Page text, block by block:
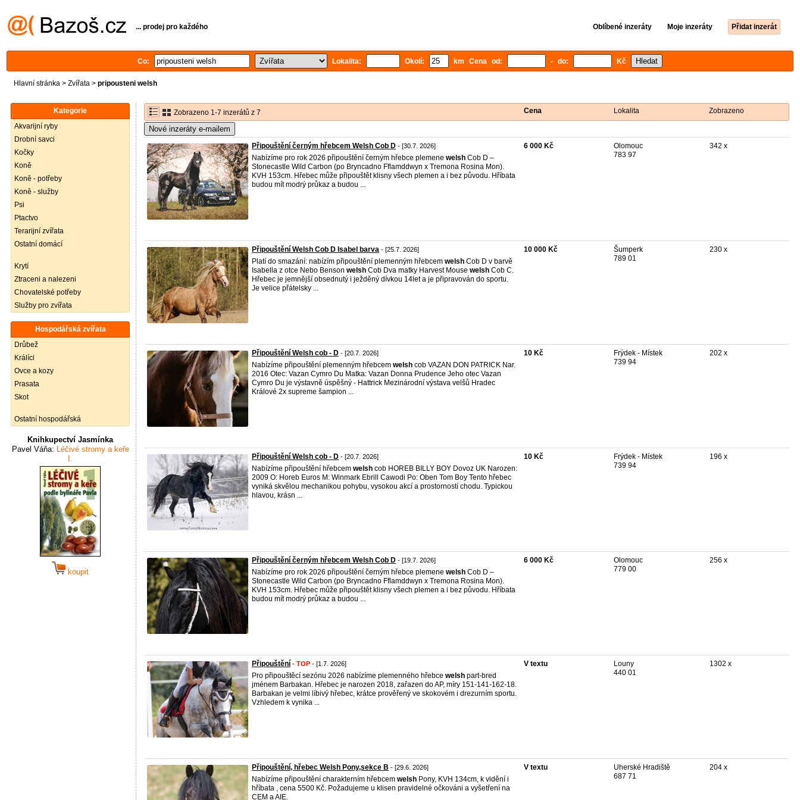
... prodej pro každého Oblíbené inzeráty Moje inzeráty Přidat inzerát
Co: Lokalita: Okolí: km Cena od: - do: Kč
Hlavní stránka > Zvířata > pripousteni welsh
Kategorie
Akvarijní ryby
Drobní savci
Kočky
Koně
Koně - potřeby
Koně - služby
Psi
Ptactvo
Terarijní zvířata
Ostatní domácí
Krytí
Ztraceni a nalezeni
Chovatelské potřeby
Služby pro zvířata
Hospodářská zvířata
Drůbež
Králíci
Ovce a kozy
Prasata
Skot
Ostatní hospodářská
Knihkupectví Jasmínka
Pavel Váňa: Léčivé stromy a keře
I.
koupit
Zobrazeno 1-7 inzerátů z 7 Cena Lokalita Zobrazeno
Nové inzeráty e-mailem
Připouštění černým hřebcem Welsh Cob D - [30.7. 2026]
Nabízíme pro rok 2026 připouštění černým hřebce plemene welsh Cob D –
Stonecastle Wild Carbon (po Bryncadno Fflamddwyn x Tremona Rosina Mon).
KVH 153cm. Hřebec může připouštět klisny všech plemen a i bez původu. Hříbata
budou mít modrý průkaz a budou ...
6 000 Kč
Olomouc
783 97
342 x
Připouštění Welsh Cob D Isabel barva - [25.7. 2026]
Platí do smazání: nabízím připouštění plemenným hřebcem welsh Cob D v barvě
Isabella z otce Nebo Benson welsh Cob Dva matky Harvest Mouse welsh Cob C.
Hřebec je jemnější obsednutý i ježděný dívkou 14let a je připravován do sportu.
Je velice přátelsky ...
10 000 Kč
Šumperk
789 01
230 x
Připouštění Welsh cob - D - [20.7. 2026]
Nabízíme připouštění plemenným hřebcem welsh cob VAZAN DON PATRICK Nar.
2016 Otec: Vazan Cymro Du Matka: Vazan Donna Prudence Jeho otec Vazan
Cymro Du je výstavně úspěšný - Hattrick Mezinárodní výstava velšů Hradec
Králové 2x supreme šampion ...
10 Kč
Frýdek - Místek
739 94
202 x
Připouštění Welsh cob - D - [20.7. 2026]
Nabízíme připouštění hřebcem welsh cob HOREB BILLY BOY Dovoz UK Narozen:
2009 O: Horeb Euros M: Winmark Ebrill Cawodi Po: Oben Tom Boy Tento hřebec
vyniká skvělou mechanikou pohybu, vysokou akcí a prostorností chodu. Typickou
hlavou, krásn ...
10 Kč
Frýdek - Místek
739 94
196 x
Připouštění černým hřebcem Welsh Cob D - [19.7. 2026]
Nabízíme pro rok 2026 připouštění černým hřebce plemene welsh Cob D –
Stonecastle Wild Carbon (po Bryncadno Fflamddwyn x Tremona Rosina Mon).
KVH 153cm. Hřebec může připouštět klisny všech plemen a i bez původu. Hříbata
budou mít modrý průkaz a budou ...
6 000 Kč
Olomouc
779 00
256 x
Připouštění - TOP - [1.7. 2026]
Pro připouštěcí sezónu 2026 nabízíme plemenného hřebce welsh part-bred
jménem Barbakan. Hřebec je narozen 2018, zařazen do AP, míry 151-141-162-18.
Barbakan je velmi líbivý hřebec, krátce prověřený ve skokovém i drezurním sportu.
Vzhledem k vynika ...
V textu
Louny
440 01
1302 x
Připouštění, hřebec Welsh Pony,sekce B - [29.6. 2026]
Nabízíme připouštění charakterním hřebcem welsh Pony, KVH 134cm, k vidění i
hříbata , cena 5500 Kč. Požadujeme u klisen pravidelné očkováni a vyšetření na
CEM a AIE.
V textu
Uherské Hradiště
687 71
204 x